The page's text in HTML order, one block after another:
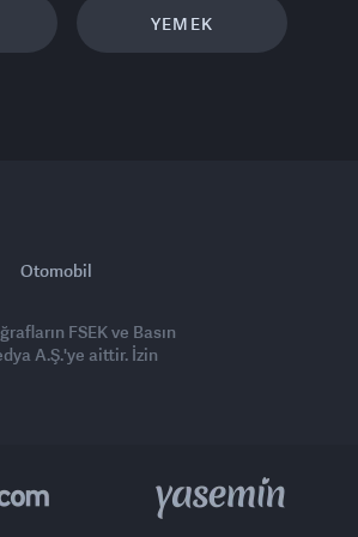
YEMEK
Otomobil
FSEK ve Basın
A.Ş.'ye aittir. İzin